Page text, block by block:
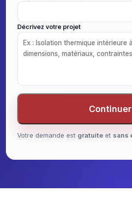
Décrivez votre projet
Continuer
Votre demande est gratuite et sans